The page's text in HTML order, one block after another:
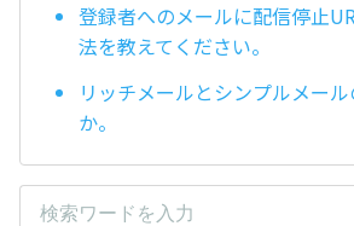
登録者へのメールに配信停止
法を教えてください。
リッチメールとシンプルメー
か。